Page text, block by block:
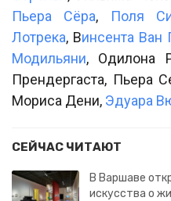
Пьера Сёра, Поля
Лотрека, Винсента Ван
Модильяни, Одилона
Прендергаста, Пьера
Мориса Дени, Эдуара
СЕЙЧАС ЧИТАЮТ
В Варшаве
искусства о